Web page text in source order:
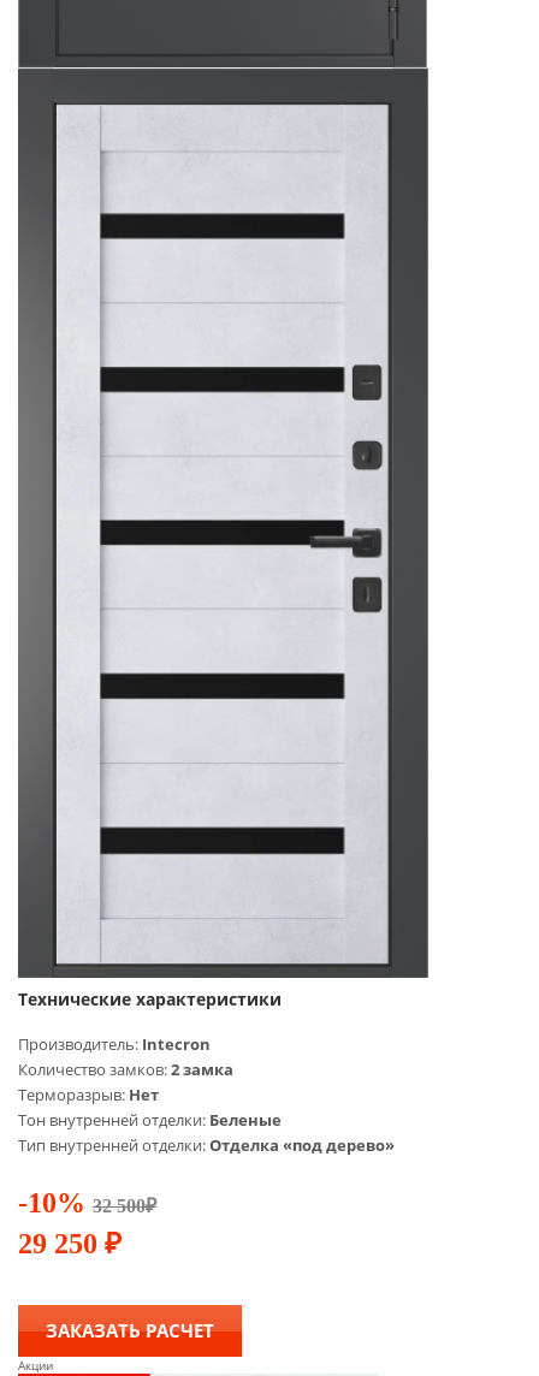
Технические характеристики
Производитель: Intecron
Количество замков:2 замка
Терморазрыв: Нет
Тон внутренней отделки: Беленые
Тип внутренней отделки:Отделка «под дерево»
-10% 32 500₽
29 250 ₽
ЗАКАЗАТЬ РАСЧЕТ
Акции